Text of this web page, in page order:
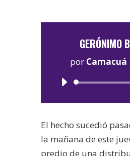
GERÓNIMO
por Camacuá
El hecho sucedió
la mañana de este
predio de una